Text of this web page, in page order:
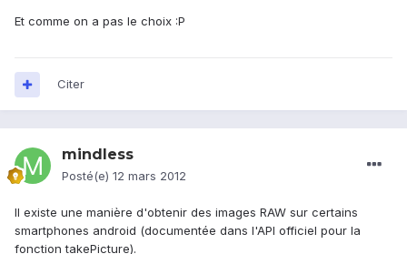
Et comme on a pas le choix :P
Citer
mindless
Posté(e) 12 mars 2012
Il existe une manière d'obtenir des images RAW sur certains
smartphones android (documentée dans l'API officiel pour la
fonction takePicture).